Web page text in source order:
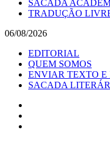
SACADA
TRADUÇÃO
06/08/2026
EDITORIAL
QUEM SOMOS
ENVIAR TEXTO E
SACADA